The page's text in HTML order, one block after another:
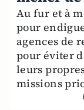
Au fur et à
pour
agences de
pour éviter
leurs
missions